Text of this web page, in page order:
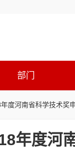
部门
度河南省科学技术奖
年度河